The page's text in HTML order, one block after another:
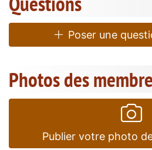
Poser une
Photos des
Publier votre photo